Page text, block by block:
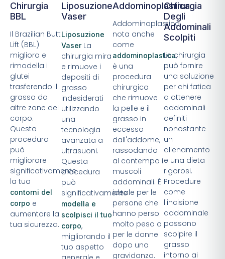
Chirurgia
BBL
Il Brazilian Butt
Lift (BBL)
migliora e
rimodella i
glutei
trasferendo il
grasso da
altre zone del
corpo.
Questa
procedura
può
migliorare
significativamente
la tua
contorni del
corpo e
aumentare la
tua sicurezza.
Liposuzione
Vaser
Liposuzione
VaserLa
chirurgia mira
e rimuove i
depositi di
grasso
indesiderati
utilizzando
una
tecnologia
avanzata a
ultrasuoni.
Questa
procedura
può
significativamente
modella e
scolpisci il tuo
corpo,
migliorando il
tuo aspetto
Addominoplastica
Addominoplastica,
nota anche
come
addominoplastica,
è una
procedura
chirurgica
che rimuove
la pelle e il
grasso in
eccesso
dall'addome,
rassodando
al contempo i
muscoli
addominali. È
ideale per le
persone che
hanno perso
molto peso o
per le donne
dopo una
gravidanza.
Chirurgia
Degli
Addominali
Scolpiti
La chirurgia
può fornire
una soluzione
per chi fatica
a ottenere
addominali
definiti
nonostante
un
allenamento
e una dieta
rigorosi.
Procedure
come
l'incisione
addominale
possono
scolpire il
grasso
intorno ai